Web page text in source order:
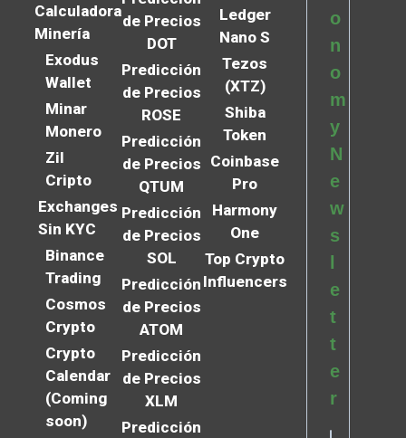
Calculadora
Minería
Exodus
Wallet
Minar
Monero
Zil
Cripto
Exchanges
Sin KYC
Binance
Trading
Cosmos
Crypto
Crypto
Calendar
(Coming
soon)
de Precios
DOT
Predicción
de Precios
ROSE
Predicción
de Precios
QTUM
Predicción
de Precios
SOL
Predicción
de Precios
ATOM
Predicción
de Precios
XLM
Predicción
Ledger
Nano S
Tezos
(XTZ)
Shiba
Token
Coinbase
Pro
Harmony
One
Top Crypto
Influencers
o
n
o
m
y
N
e
w
s
e
t
t
e
r